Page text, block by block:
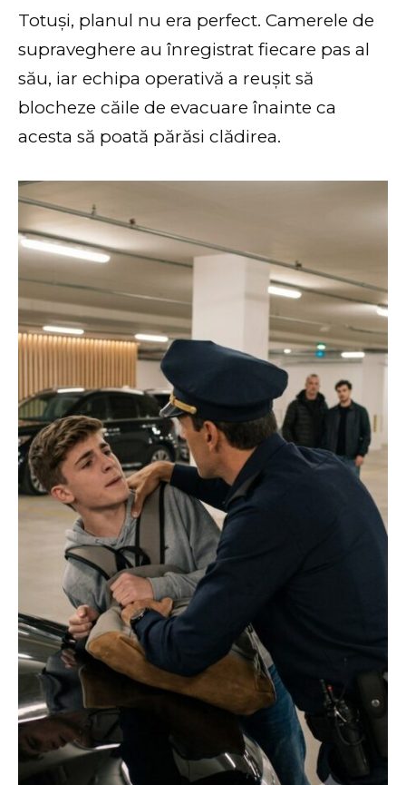
Totuși, planul nu era perfect. Camerele de
supraveghere au înregistrat fiecare pas al
său, iar echipa operativă a reușit să
blocheze căile de evacuare înainte ca
acesta să poată părăsi clădirea.